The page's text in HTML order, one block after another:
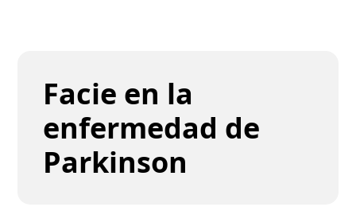
Facie en la
enfermedad de
Parkinson